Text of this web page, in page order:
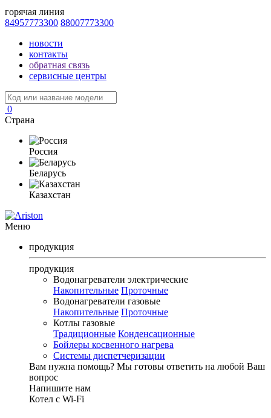
горячая линия
84957773300 88007773300
новости
контакты
обратная связь
сервисные центры
0
Страна
Россия
Беларусь
Казахстан
Меню
продукция
продукция
Водонагреватели электрические
Накопительные Проточные
Водонагреватели газовые
Накопительные Проточные
Котлы газовые
Традиционные Конденсационные
Бойлеры косвенного нагрева
Системы диспетчеризации
Вам нужна помощь? Мы готовы ответить на любой Ваш
вопрос
Напишите нам
Котел с Wi-Fi